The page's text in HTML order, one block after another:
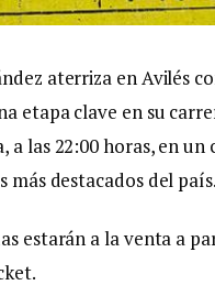
aterriza en Avilés
etapa clave en su
a las 22:00 horas, en
más destacados del país.
estarán a la venta a